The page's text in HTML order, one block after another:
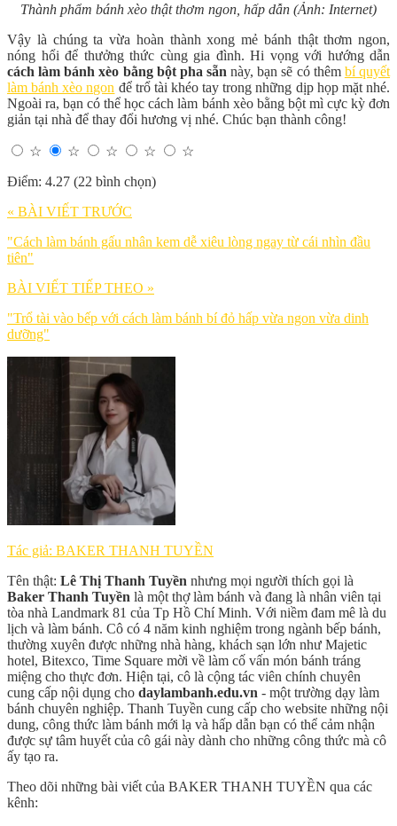
Thành phẩm bánh xèo thật thơm ngon, hấp dẫn (Ảnh: Internet)
Vậy là chúng ta vừa hoàn thành xong mẻ bánh thật thơm ngon,
nóng hổi để thưởng thức cùng gia đình. Hi vọng với hướng dẫn
cách làm bánh xèo bằng bột pha sẵn này, bạn sẽ có thêm bí quyết
làm bánh xèo ngon để trổ tài khéo tay trong những dịp họp mặt nhé.
Ngoài ra, bạn có thể học cách làm bánh xèo bằng bột mì cực kỳ đơn
giản tại nhà để thay đổi hương vị nhé. Chúc bạn thành công!
☆ ☆ ☆ ☆
☆
Điểm: 4.27 (22 bình chọn)
« BÀI VIẾT TRƯỚC
"Cách làm bánh gấu nhân kem dễ xiêu lòng ngay từ cái nhìn đầu
tiên"
BÀI VIẾT TIẾP THEO »
"Trổ tài vào bếp với cách làm bánh bí đỏ hấp vừa ngon vừa dinh
dưỡng"
Tác giả: BAKER THANH TUYỀN
Tên thật: Lê Thị Thanh Tuyền nhưng mọi người thích gọi là
Baker Thanh Tuyền là một thợ làm bánh và đang là nhân viên tại
tòa nhà Landmark 81 của Tp Hồ Chí Minh. Với niềm đam mê là du
lịch và làm bánh. Cô có 4 năm kinh nghiệm trong ngành bếp bánh,
thường xuyên được những nhà hàng, khách sạn lớn như Majetic
hotel, Bitexco, Time Square mời về làm cố vấn món bánh tráng
miệng cho thực đơn. Hiện tại, cô là cộng tác viên chính chuyên
cung cấp nội dụng cho daylambanh.edu.vn - một trường dạy làm
bánh chuyên nghiệp. Thanh Tuyền cung cấp cho website những nội
dung, công thức làm bánh mới lạ và hấp dẫn bạn có thể cảm nhận
được sự tâm huyết của cô gái này dành cho những công thức mà cô
ấy tạo ra.
Theo dõi những bài viết của BAKER THANH TUYỀN qua các
kênh: